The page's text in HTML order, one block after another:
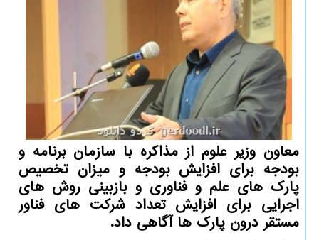
معاون وزیر علوم از مذاكره با سازمان برنامه و
بودجه برای افزایش بودجه و میزان تخصیص
پارك های علم و فناوری و بازبینی روش های
اجرایی برای افزایش تعداد شركت های فناور
مستقر درون پارك ها آگاهی داد.